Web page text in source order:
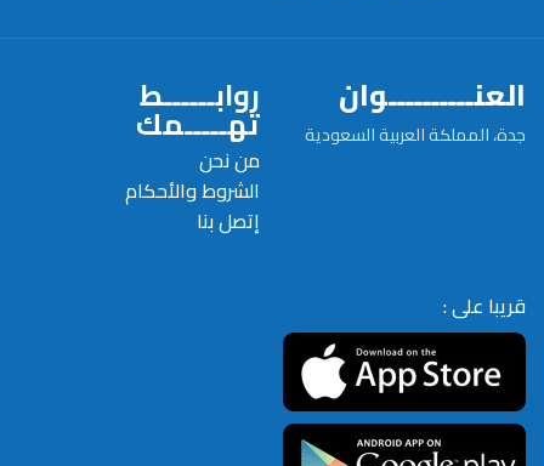
العنــــــــــوان
جدة، المملكة العربية السعودية
روابــــــط
تهـــــمك
من نحن
الشروط والأحكام
إتصل بنا
قريبا على :